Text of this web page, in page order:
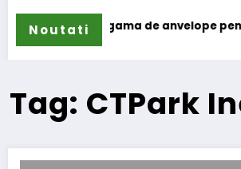
Noutati
își extinde gama de anvelope pentru
Tag: CTPark